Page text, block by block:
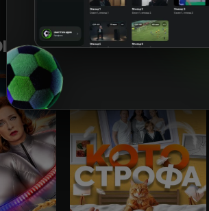
boshqa ishlari